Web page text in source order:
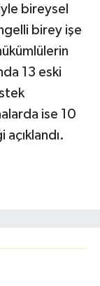
bireysel
birey işe
13 eski
ise 10